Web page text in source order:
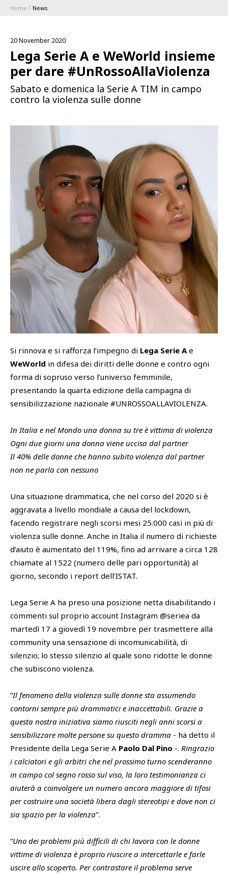
1896 MEMBERSHIP PROGRAM
SEASON
Calendari e Risultati
Classifiche
Udinese Academy
Cattedra Universidad Europea
Esports
MEETING CENTER
SPONSORS
TEAMS
SHOP
PHOTOGALLERY
Home News
20 November 2020
Lega Serie A e WeWorld insieme
per dare #UnRossoAllaViolenza
Sabato e domenica la Serie A TIM in campo
contro la violenza sulle donne
Si rinnova e si rafforza l’impegno di Lega Serie Ae
WeWorld in difesa dei diritti delle donne e contro ogni
forma di sopruso verso l’universo femminile,
presentando la quarta edizione della campagna di
sensibilizzazione nazionale #UNROSSOALLAVIOLENZA.
In Italia e nel Mondo una donna su tre è vittima di violenza
Ogni due giorni una donna viene uccisa dal partner
Il 40% delle donne che hanno subito violenza dal partner
non ne parla con nessuno
Una situazione drammatica, che nel corso del 2020 si è
aggravata a livello mondiale a causa del lockdown,
facendo registrare negli scorsi mesi 25.000 casi in più di
violenza sulle donne. Anche in Italia il numero di richieste
d’aiuto è aumentato del 119%, fino ad arrivare a circa 128
chiamate al 1522 (numero delle pari opportunità) al
giorno, secondo i report dell’ISTAT.
Lega Serie A ha preso una posizione netta disabilitando i
commenti sul proprio account Instagram @seriea da
martedì 17 a giovedì 19 novembre per trasmettere alla
community una sensazione di incomunicabilità, di
silenzio; lo stesso silenzio al quale sono ridotte le donne
che subiscono violenza.
“Il fenomeno della violenza sulle donne sta assumendo
contorni sempre più drammatici e inaccettabili. Grazie a
questa nostra iniziativa siamo riusciti negli anni scorsi a
sensibilizzare molte persone su questo dramma - ha detto il
Presidente della Lega Serie A Paolo Dal Pino -. Ringrazio
i calciatori e gli arbitri che nel prossimo turno scenderanno
in campo col segno rosso sul viso, la loro testimonianza ci
aiuterà a coinvolgere un numero ancora maggiore di tifosi
per costruire una società libera dagli stereotipi e dove non ci
sia spazio per la violenza".
“Uno dei problemi più difficili di chi lavora con le donne
vittime di violenza è proprio riuscire a intercettarle e farle
uscire allo scoperto. Per contrastare il problema serve